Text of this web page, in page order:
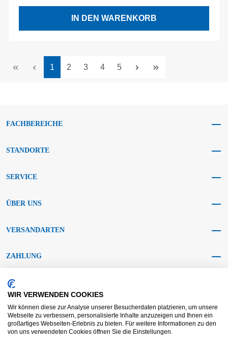
IN DEN WARENKORB
Seite
1 Seite
2 Seite
3 Seite
4 Seite
5
FACHBEREICHE
STANDORTE
SERVICE
ÜBER UNS
VERSANDARTEN
ZAHLUNG
SOCIAL MEDIA
WIR VERWENDEN COOKIES
Wir können diese zur Analyse unserer Besucherdaten platzieren, um unsere
Webseite zu verbessern, personalisierte Inhalte anzuzeigen und Ihnen ein
großartiges Webseiten-Erlebnis zu bieten. Für weitere Informationen zu den
von uns verwendeten Cookies öffnen Sie die Einstellungen.